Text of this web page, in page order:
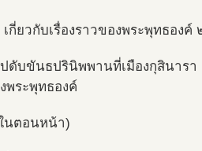
ยวกับเรื่องราวของพระพุทธองค์
ปดับขันธปรินิพพานที่เมืองกุสินารา
พระพุทธองค์
นตอนหน้า)